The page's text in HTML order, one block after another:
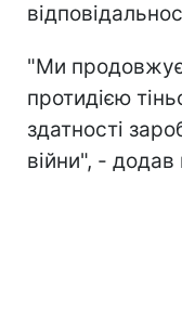
"Ми
протидією
здатності
війни", - додав